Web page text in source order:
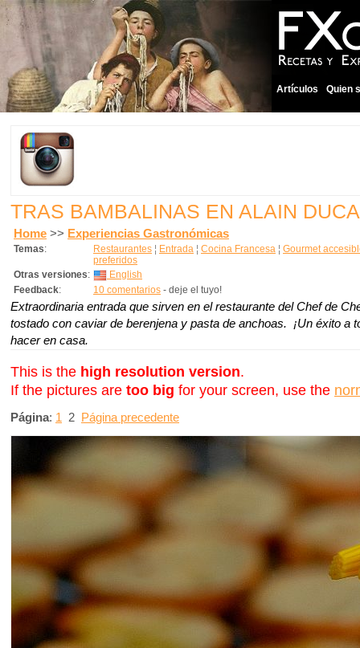
Artículos Quien
TRAS BAMBALINAS EN ALAIN
Home >> Experiencias Gastronómicas
Temas: Restaurantes ¦ Entrada ¦ Cocina Francesa ¦ Gourmet
preferidos
Otras versiones:
English
Feedback: 10 comentarios - deje el tuyo!
Extraordinaria entrada que sirven en el restaurante del Chef de
tostado con caviar de berenjena y pasta de anchoas. ¡Un éxito
hacer en casa.
This is the high resolution version.
If the pictures are too big for your screen, use the
Página: 1 2 Página precedente